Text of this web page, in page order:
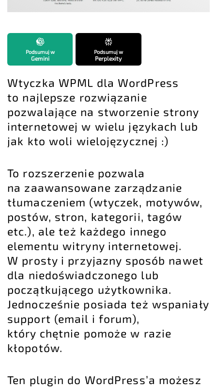
Podsumuj w
Gemini
Podsumuj w
Perplexity
Wtyczka WPML dla WordPress
to najlepsze rozwiązanie
pozwalające na stworzenie strony
internetowej w wielu językach lub
jak kto woli wielojęzycznej :)
To rozszerzenie pozwala
na zaawansowane zarządzanie
tłumaczeniem (wtyczek, motywów,
postów, stron, kategorii, tagów
etc.), ale też każdego innego
elementu witryny internetowej.
W prosty i przyjazny sposób nawet
dla niedoświadczonego lub
początkującego użytkownika.
Jednocześnie posiada też wspaniały
support (email i forum),
który chętnie pomoże w razie
kłopotów.
Ten plugin do WordPress’a możesz